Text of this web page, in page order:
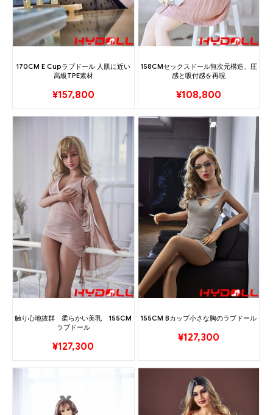
170CM E Cupラブドール 人肌に近い
高級TPE素材
¥157,800
158CMセックスドール無次元構造、圧
感と吸付感を再現
¥108,800
触り心地抜群 柔らかい美乳 155CM
ラブドール
¥127,300
155CM Bカップ小さな胸のラブドール
¥127,300